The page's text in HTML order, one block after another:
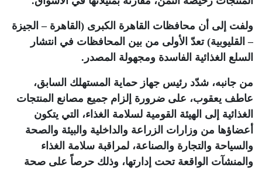
ولفت إلى أن محافظات القاهرة الكبرى (القاهرة – الجيزة
– القليوبية) تعدّ الأولى من بين المحافظات في انتشار
السلع الغذائية الفاسدة ومجهولة المصدر.
من جانبه، شدّد رئيس جهاز حماية المستهلك السابق،
عاطف يعقوب، على ضرورة إلزام جميع مصانع المنتجات
الغذائية إلى الهيئة القومية لسلامة الغذاء، التي يتكون
أعضاؤها من وزارات الزراعة والداخلية والبيئة والصحة
والسياحة والتجارة والصناعة، لمراقبة سلامة الغذاء
والمنشآت الواقعة تحت إدارتها، وذلك حرصاً على صحة